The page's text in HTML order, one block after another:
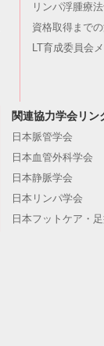
リンパ浮腫療
資格取得まで
LT育成委員会
関連協力学会リン
日本脈管学会
日本血管外科学会
日本静脈学会
日本リンパ学会
日本フットケア・